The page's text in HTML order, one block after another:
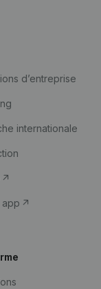
d’entreprise
internationale